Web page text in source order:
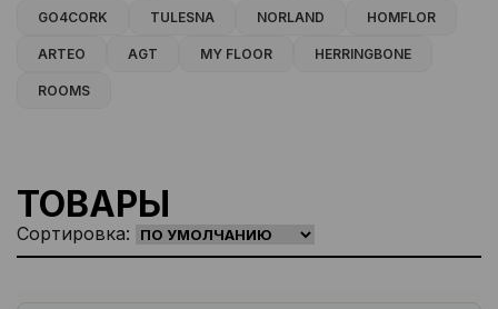
GO4CORK TULESNA NORLAND HOMFLOR
ARTEO AGT MY FLOOR HERRINGBONE
ROOMS
ТОВАРЫ
Сортировка: